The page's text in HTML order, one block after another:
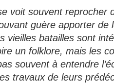
voit souvent reprocher
guère apporter de
vieilles batailles sont
un folklore, mais les
souvent à entendre
travaux de leurs